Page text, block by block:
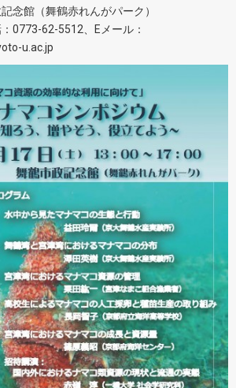
念館（舞鶴赤れんがパーク）
0773-62-5512、Eメール：
u.ac.jp